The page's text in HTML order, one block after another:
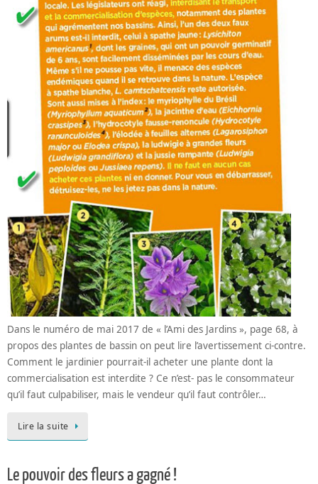
Dans le numéro de mai 2017 de « l’Ami des Jardins », page 68, à
propos des plantes de bassin on peut lire l’avertissement ci-contre.
Comment le jardinier pourrait-il acheter une plante dont la
commercialisation est interdite ? Ce n’est- pas le consommateur
qu’il faut culpabiliser, mais le vendeur qu’il faut contrôler…
Lire la suite
Le pouvoir des fleurs a gagné !